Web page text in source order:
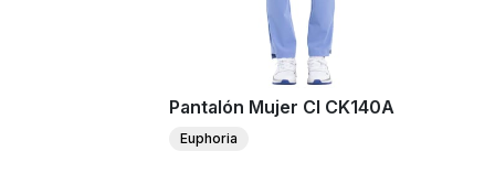
Pantalón Mujer CI CK140A
Euphoria